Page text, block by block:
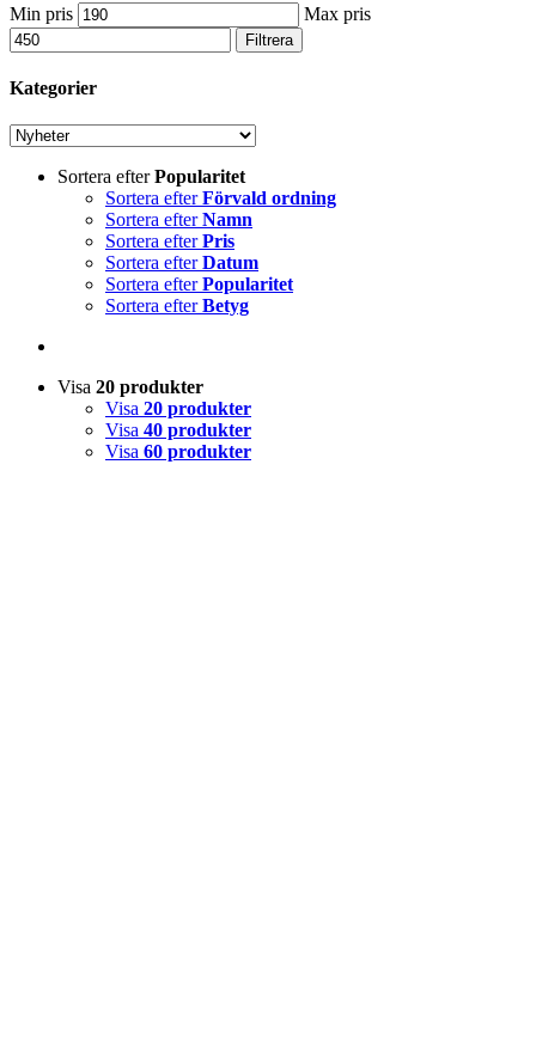
Min pris Max pris
Filtrera
Kategorier
Sortera efterPopularitet
Sortera efterFörvald ordning
Sortera efterNamn
Sortera efterPris
Sortera efterDatum
Sortera efterPopularitet
Sortera efterBetyg
Visa 20 produkter
Visa 20 produkter
Visa 40 produkter
Visa 60 produkter